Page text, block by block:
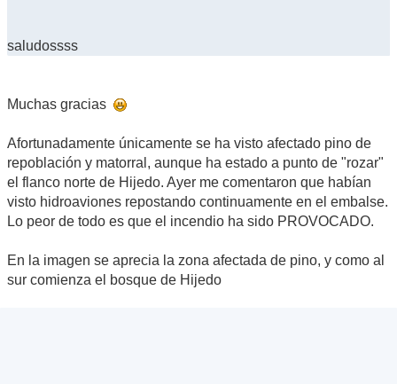
saludossss
Muchas gracias
Afortunadamente únicamente se ha visto afectado pino de
repoblación y matorral, aunque ha estado a punto de "rozar"
el flanco norte de Hijedo. Ayer me comentaron que habían
visto hidroaviones repostando continuamente en el embalse.
Lo peor de todo es que el incendio ha sido PROVOCADO.
En la imagen se aprecia la zona afectada de pino, y como al
sur comienza el bosque de Hijedo